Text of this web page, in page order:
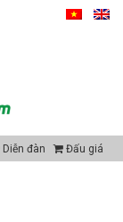
Diễn đàn Đấu giá